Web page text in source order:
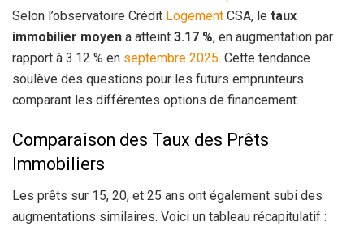
Selon l’observatoire Crédit Logement CSA, le taux
immobilier moyen a atteint 3.17 %, en augmentation par
rapport à 3.12 % en septembre 2025. Cette tendance
soulève des questions pour les futurs emprunteurs
comparant les différentes options de financement.
Comparaison des Taux des Prêts
Immobiliers
Les prêts sur 15, 20, et 25 ans ont également subi des
augmentations similaires. Voici un tableau récapitulatif :